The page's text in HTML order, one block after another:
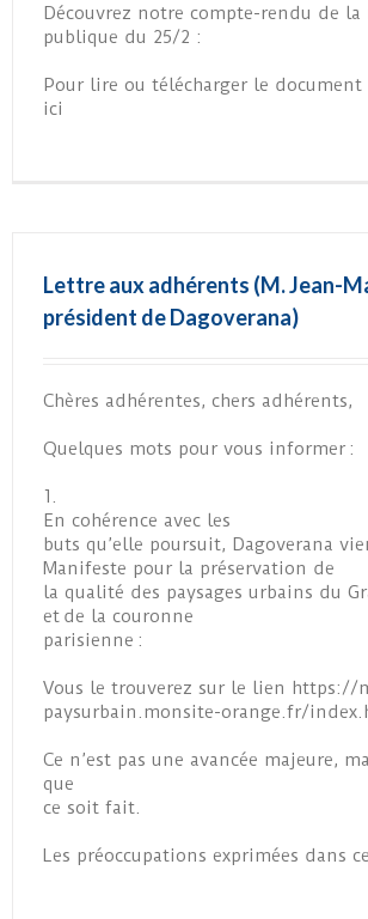
Découvrez notre compte-rendu de la
publique du 25/2 :
Pour lire ou télécharger le document
ici
Lettre aux adhérents (M. Jean-
président de Dagoverana)
Chères adhérentes, chers adhérents,
Quelques mots pour vous informer :
1.
En cohérence avec les
buts qu’elle poursuit, Dagoverana
Manifeste pour la préservation de
la qualité des paysages urbains du
et de la couronne
parisienne :
Vous le trouverez sur le lien https://
paysurbain.monsite-orange.fr/
Ce n’est pas une avancée majeure,
que
ce soit fait.
Les préoccupations exprimées dans